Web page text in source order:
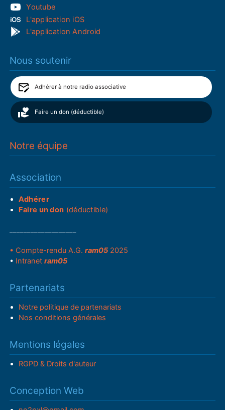
Youtube
L'application iOS
L'application Android
Nous soutenir
Adhérer à notre radio associative
Faire un don (déductible)
Notre équipe
Association
Adhérer
Faire un don (déductible)
• Compte-rendu A.G.ram05 2025
• Intranetram05
Partenariats
Notre politique de partenariats
Nos conditions générales
Mentions légales
RGPD & Droits d'auteur
Conception Web